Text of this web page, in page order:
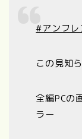
#アンフレ
この見知
全編PCの
ラー